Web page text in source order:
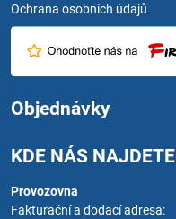
Ochrana osobních údajů
Objednávky
KDE NÁS NAJDETE
Provozovna
Fakturační a dodací adresa: